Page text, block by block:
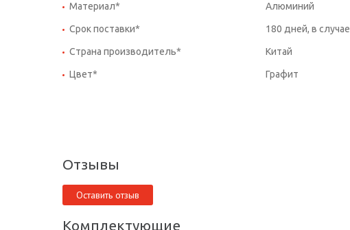
Материал* Алюминий
Срок поставки* 180 дней, в
Страна производитель* Китай
Цвет* Графит
Отзывы
Оставить отзыв
Комплектующие